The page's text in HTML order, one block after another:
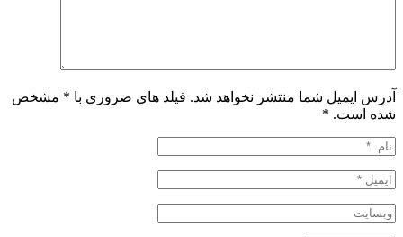
آدرس ایمیل شما منتشر نخواهد شد. فیلد های ضروری با * مشخص
شده است. *